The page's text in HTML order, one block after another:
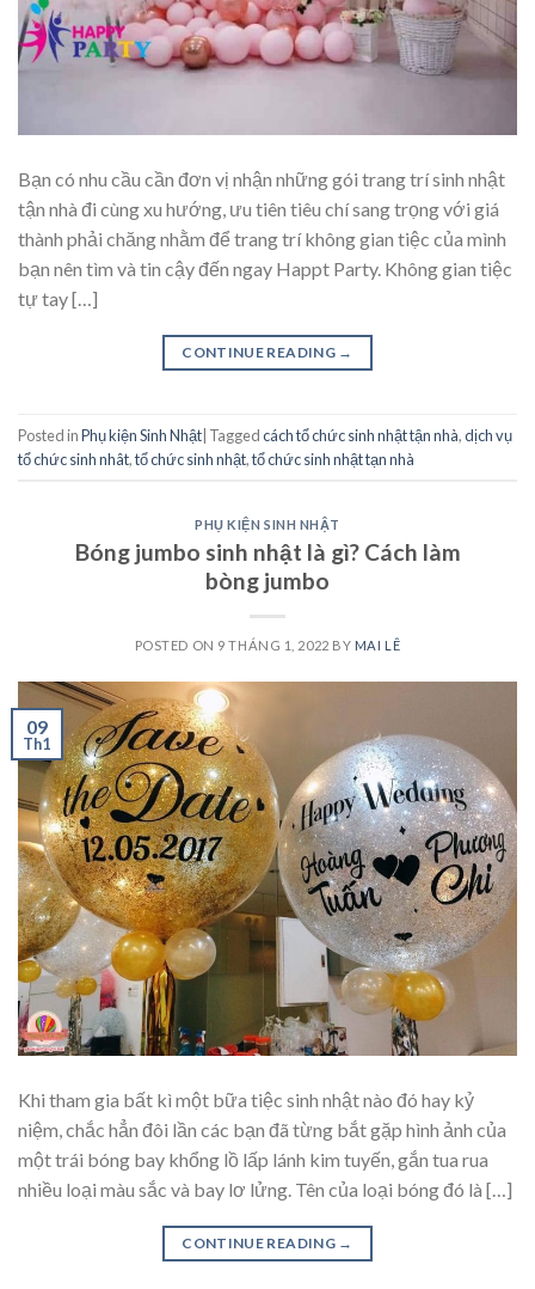
Bạn có nhu cầu cần đơn vị nhận những gói trang trí sinh nhật
tận nhà đi cùng xu hướng, ưu tiên tiêu chí sang trọng với giá
thành phải chăng nhằm để trang trí không gian tiệc của mình
bạn nên tìm và tin cậy đến ngay Happt Party. Không gian tiệc
tự tay […]
CONTINUE READING →
Posted inPhụ kiện Sinh Nhật Taggedcách tổ chức sinh nhật tận nhà,dịch vụ
tổ chức sinh nhât,tổ chức sinh nhật,tổ chức sinh nhật tạn nhà
PHỤ KIỆN SINH NHẬT
Bóng jumbo sinh nhật là gì? Cách làm
bòng jumbo
POSTED ON 9 THÁNG 1, 2022 BY MAI LÊ
09
Th1
Khi tham gia bất kì một bữa tiệc sinh nhật nào đó hay kỷ
niệm, chắc hẳn đôi lần các bạn đã từng bắt gặp hình ảnh của
một trái bóng bay khổng lồ lấp lánh kim tuyến, gắn tua rua
nhiều loại màu sắc và bay lơ lửng. Tên của loại bóng đó là […]
CONTINUE READING →